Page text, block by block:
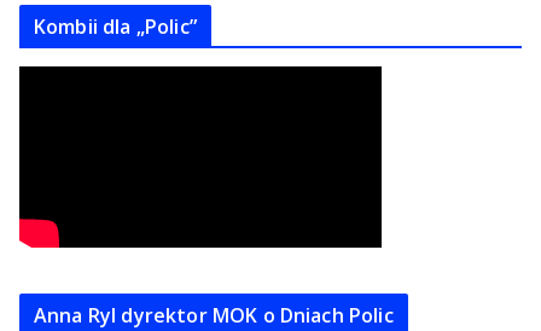
Kombii dla „Polic”
Anna Ryl dyrektor MOK o Dniach Polic